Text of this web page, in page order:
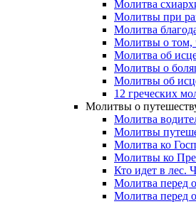
Молитва
Молитвы при
Молитва
Молитвы о том,
Молитва об
Молитвы о
Молитвы об
12 греческих
Молитвы о
Молитва
Молитвы
Молитва ко
Молитвы ко
Кто идет в лес.
Молитва перед
Молитва перед